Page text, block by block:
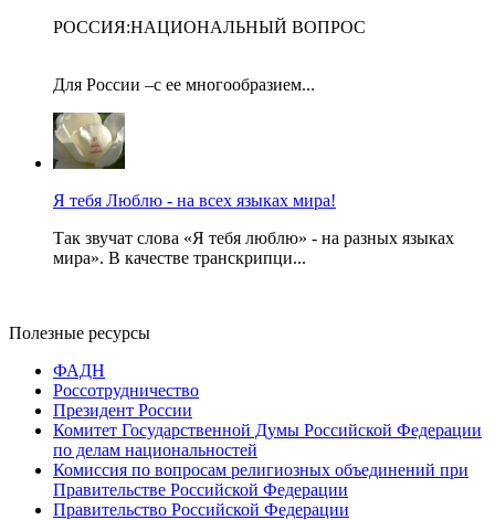
РОССИЯ:НАЦИОНАЛЬНЫЙ ВОПРОС
Для России –с ее многообразием...
Я тебя Люблю - на всех языках мира!
Так звучат слова «Я тебя люблю» - на разных языках
мира». В качестве транскрипци...
Полезные ресурсы
ФАДН
Россотрудничество
Президент России
Комитет Государственной Думы Российской Федерации
по делам национальностей
Комиссия по вопросам религиозных объединений при
Правительстве Российской Федерации
Правительство Российской Федерации